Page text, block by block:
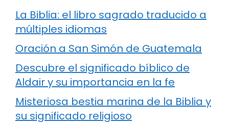
La Biblia: el libro sagrado traducido a
múltiples idiomas
Oración a San Simón de Guatemala
Descubre el significado bíblico de
Aldair y su importancia en la fe
Misteriosa bestia marina de la Biblia y
su significado religioso